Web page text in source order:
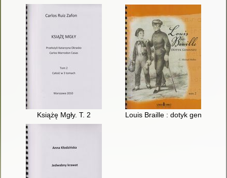
Książę Mgły. T. 2 Louis Braille : dotyk geniuszu.